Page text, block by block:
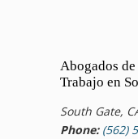
Abogados
Trabajo en
South Gate,
Phone: (562)